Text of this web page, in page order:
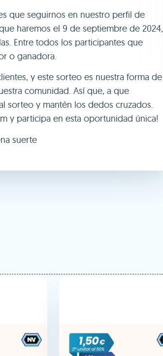
que seguirnos en nuestro perfil de
haremos el 9 de septiembre de 2024,
Entre todos los participantes que
o ganadora.
y este sorteo es nuestra forma de
comunidad. Así que, a que
sorteo y mantén los dedos cruzados.
y participa en esta oportunidad única!
suerte